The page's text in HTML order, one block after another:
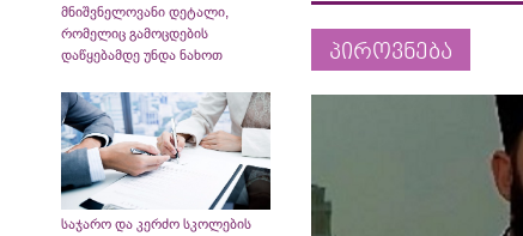
მნიშვნელოვანი დეტალი,
რომელიც გამოცდების
დაწყებამდე უნდა ნახოთ
საჯარო და კერძო სკოლების
პიროვნება